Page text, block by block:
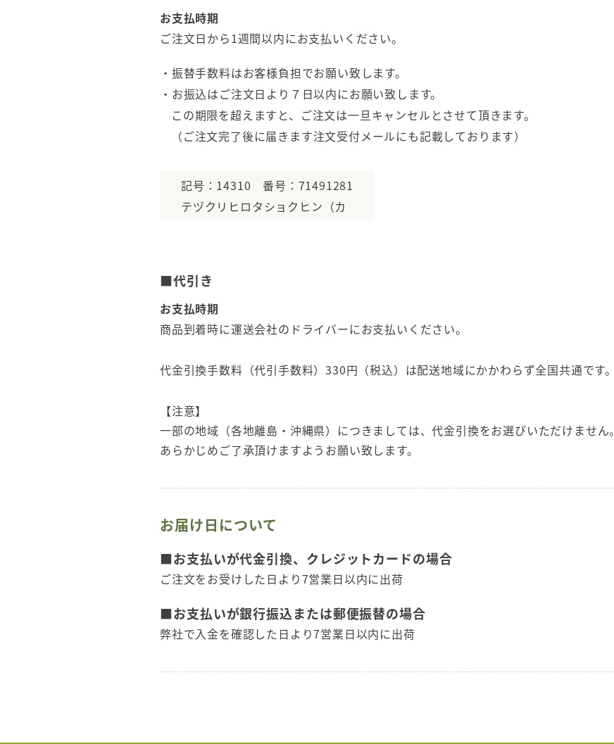
お支払時期
ご注文日から1週間以内にお支払いください。
・振替手数料はお客様負担でお願い致します。
・お振込はご注文日より７日以内にお願い致します。
この期限を超えますと、ご注文は一旦キャンセルとさせて頂きます。
（ご注文完了後に届きます注文受付メールにも記載しております）
記号：14310 番号：71491281
テヅクリヒロタショクヒン（カ
■代引き
お支払時期
商品到着時に運送会社のドライバーにお支払いください。
代金引換手数料（代引手数料）330円（税込）は配送地域にかかわらず全国共通です。
【注意】
一部の地域（各地離島・沖縄県）につきましては、代金引換をお選びいただけません。
あらかじめご了承頂けますようお願い致します。
お届け日について
■お支払いが代金引換、クレジットカードの場合
ご注文をお受けした日より7営業日以内に出荷
■お支払いが銀行振込または郵便振替の場合
弊社で入金を確認した日より7営業日以内に出荷